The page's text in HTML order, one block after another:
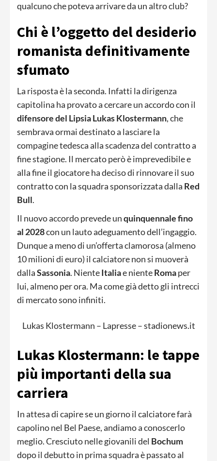
qualcuno che poteva arrivare da un altro club?
Chi è l’oggetto del desiderio
romanista definitivamente
sfumato
La risposta è la seconda. Infatti la dirigenza
capitolina ha provato a cercare un accordo con il
difensore del Lipsia Lukas Klostermann, che
sembrava ormai destinato a lasciare la
compagine tedesca alla scadenza del contratto a
fine stagione. Il mercato però è imprevedibile e
alla fine il giocatore ha deciso di rinnovare il suo
contratto con la squadra sponsorizzata dalla Red
Bull.
Il nuovo accordo prevede unquinquennale fino
al 2028con un lauto adeguamento dell’ingaggio.
Dunque a meno di un’offerta clamorosa (almeno
10 milioni di euro) il calciatore non si muoverà
dallaSassonia. NienteItaliae nienteRomaper
lui, almeno per ora. Ma come già detto gli intrecci
di mercato sono infiniti.
Lukas Klostermann – Lapresse – stadionews.it
Lukas Klostermann: le tappe
più importanti della sua
carriera
In attesa di capire se un giorno il calciatore farà
capolino nel Bel Paese, andiamo a conoscerlo
meglio. Cresciuto nelle giovanili del Bochum
dopo il debutto in prima squadra è passato al